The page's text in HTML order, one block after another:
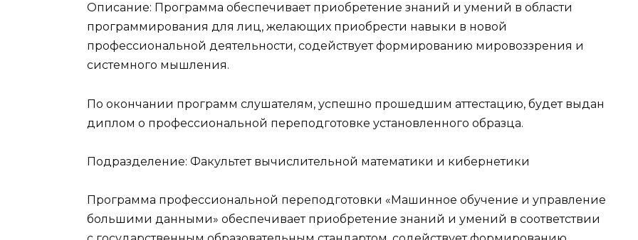
Описание: Программа обеспечивает приобретение знаний и умений в области
программирования для лиц, желающих приобрести навыки в новой
профессиональной деятельности, содействует формированию мировоззрения и
системного мышления.
По окончании программ слушателям, успешно прошедшим аттестацию, будет выдан
диплом о профессиональной переподготовке установленного образца.
Подразделение: Факультет вычислительной математики и кибернетики
Программа профессиональной переподготовки «Машинное обучение и управление
большими данными» обеспечивает приобретение знаний и умений в соответствии